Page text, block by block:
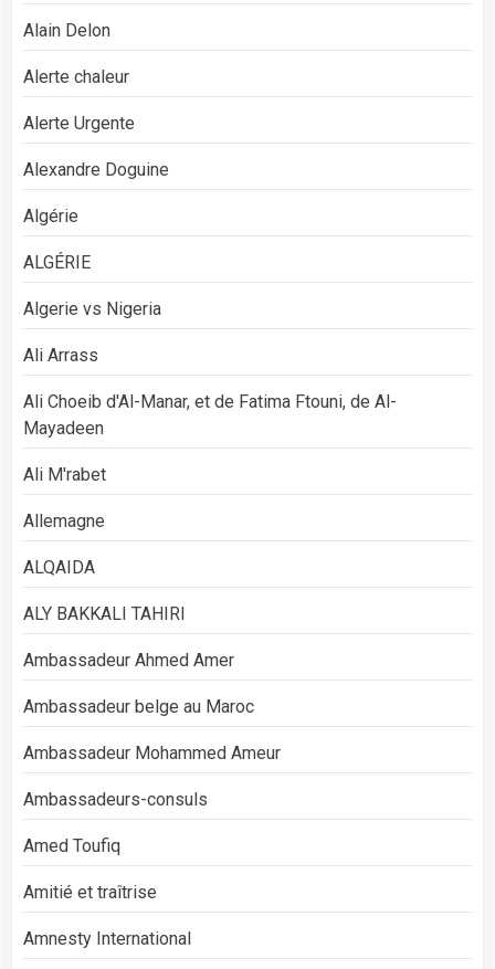
Alain Delon
Alerte chaleur
Alerte Urgente
Alexandre Doguine
Algérie
ALGÉRIE
Algerie vs Nigeria
Ali Arrass
Ali Choeib d'Al-Manar, et de Fatima Ftouni, de Al-
Mayadeen
Ali M'rabet
Allemagne
ALQAIDA
ALY BAKKALI TAHIRI
Ambassadeur Ahmed Amer
Ambassadeur belge au Maroc
Ambassadeur Mohammed Ameur
Ambassadeurs-consuls
Amed Toufiq
Amitié et traîtrise
Amnesty International